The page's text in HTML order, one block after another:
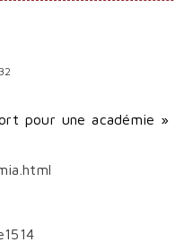
pour une académie